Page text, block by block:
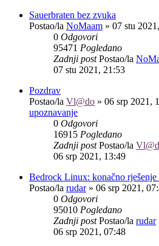
Sauerbraten bez zvuka
Postao/la NoMaam » 07 stu
0 Odgovori
95471 Pogledano
Zadnji postPostao/la
07 stu 2021, 21:53
Pozdrav
Postao/la Vl@do » 06 srp 2021,
upoznavanje
0 Odgovori
16915 Pogledano
Zadnji postPostao/la
06 srp 2021, 13:49
Bedrock Linux: konačno rješenje
Postao/la rudar» 06 srp 2021,
0 Odgovori
95010 Pogledano
Zadnji postPostao/la rudar
06 srp 2021, 07:48